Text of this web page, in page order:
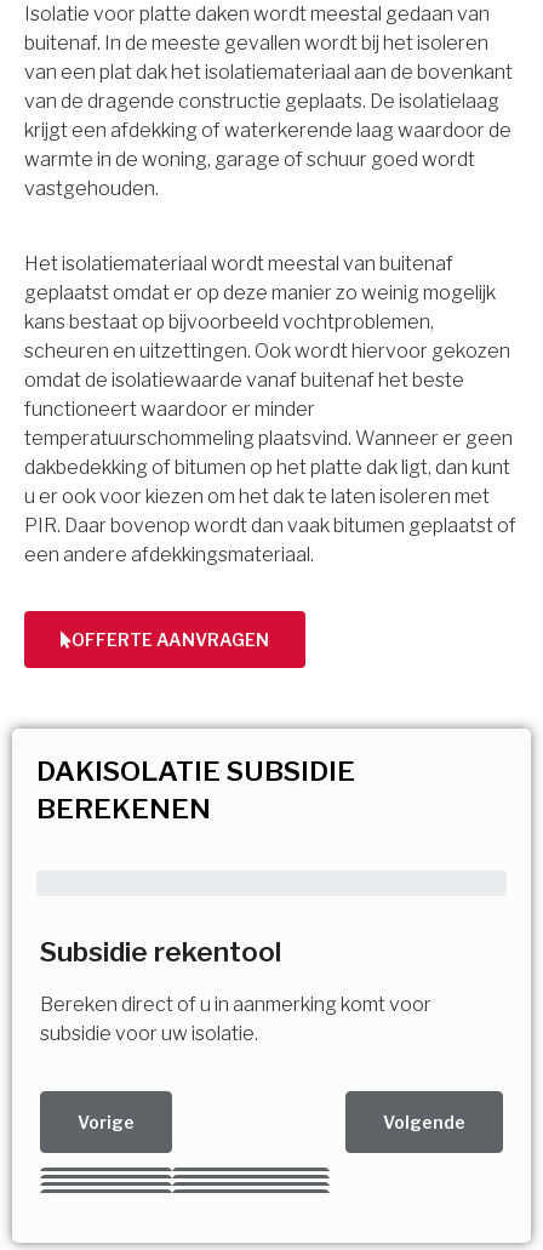
Isolatie voor platte daken wordt meestal gedaan van
buitenaf. In de meeste gevallen wordt bij het isoleren
van een plat dak het isolatiemateriaal aan de bovenkant
van de dragende constructie geplaats. De isolatielaag
krijgt een afdekking of waterkerende laag waardoor de
warmte in de woning, garage of schuur goed wordt
vastgehouden.
Het isolatiemateriaal wordt meestal van buitenaf
geplaatst omdat er op deze manier zo weinig mogelijk
kans bestaat op bijvoorbeeld vochtproblemen,
scheuren en uitzettingen. Ook wordt hiervoor gekozen
omdat de isolatiewaarde vanaf buitenaf het beste
functioneert waardoor er minder
temperatuurschommeling plaatsvind. Wanneer er geen
dakbedekking of bitumen op het platte dak ligt, dan kunt
u er ook voor kiezen om het dak te laten isoleren met
PIR. Daar bovenop wordt dan vaak bitumen geplaatst of
een andere afdekkingsmateriaal.
OFFERTE AANVRAGEN
DAKISOLATIE SUBSIDIE
BEREKENEN
Subsidie rekentool
Bereken direct of u in aanmerking komt voor
subsidie voor uw isolatie.
Vorige Volgende
Kies uw Isolatiemaatregel
Meerdere keuzes mogelijk
Vorige Volgende